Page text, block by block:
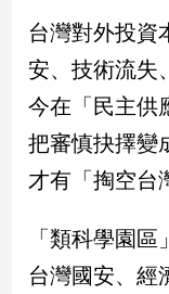
旅
遊/
美
座/
命
理
消
健
台灣對外投資
安、技術流失
今在「民主供
把審慎抉擇變
才有「掏空台
「類科學園
台灣國安、經